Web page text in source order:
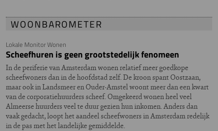
WOONBAROMETER
Lokale Monitor Wonen
Scheefhuren is geen grootstedelijk fenomeen
In de periferie van Amsterdam wonen relatief meer goedkope
scheefwoners dan in de hoofdstad zelf. De kroon spant Oostzaan,
maar ook in Landsmeer en Ouder-Amstel woont meer dan een kwart
van de corporatiehuurders scheef. Omgekeerd wonen heel veel
Almeerse huurders veel te duur gezien hun inkomen. Anders dan
vaak gedacht, loopt het aandeel scheefwoners in Amsterdam redelijk
in de pas met het landelijke gemiddelde.